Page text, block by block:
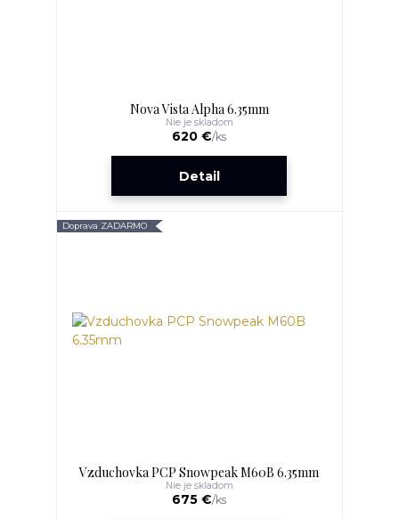
Nova Vista Alpha 6.35mm
620 €/ks
Nie je skladom
Detail
Doprava ZADARMO
Vzduchovka PCP Snowpeak M60B 6.35mm
675 €/ks
Nie je skladom